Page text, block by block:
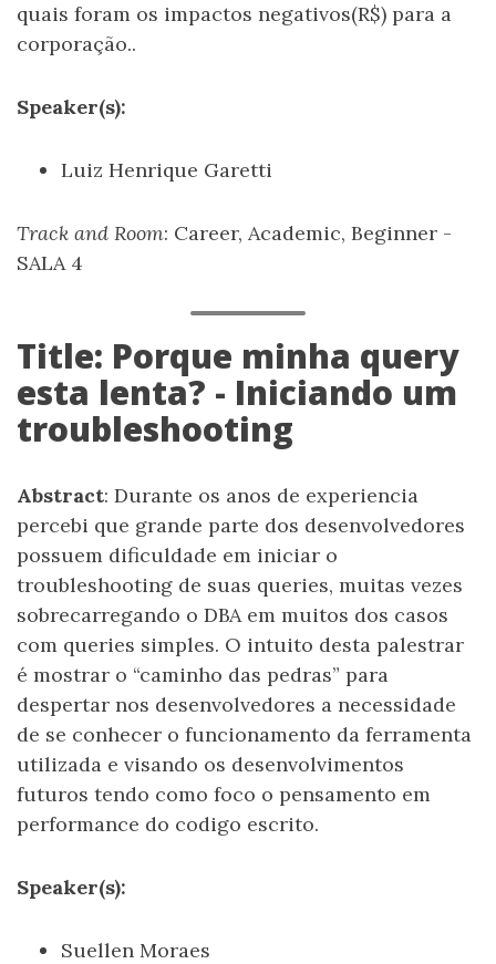
quais foram os impactos negativos(R$) para a
corporação..
Speaker(s):
Luiz Henrique Garetti
Track and Room: Career, Academic, Beginner -
SALA 4
Title: Porque minha query
esta lenta? - Iniciando um
troubleshooting
Abstract: Durante os anos de experiencia
percebi que grande parte dos desenvolvedores
possuem dificuldade em iniciar o
troubleshooting de suas queries, muitas vezes
sobrecarregando o DBA em muitos dos casos
com queries simples. O intuito desta palestrar
é mostrar o “caminho das pedras” para
despertar nos desenvolvedores a necessidade
de se conhecer o funcionamento da ferramenta
utilizada e visando os desenvolvimentos
futuros tendo como foco o pensamento em
performance do codigo escrito.
Speaker(s):
Suellen Moraes